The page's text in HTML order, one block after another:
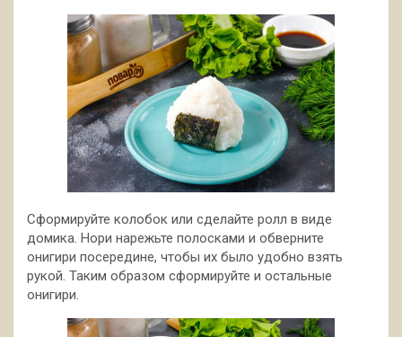
Сформируйте колобок или сделайте ролл в виде
домика. Нори нарежьте полосками и обверните
онигири посередине, чтобы их было удобно взять
рукой. Таким образом сформируйте и остальные
онигири.